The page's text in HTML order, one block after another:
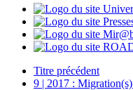
Titre précédent
9 | 2017 : Migration(s)